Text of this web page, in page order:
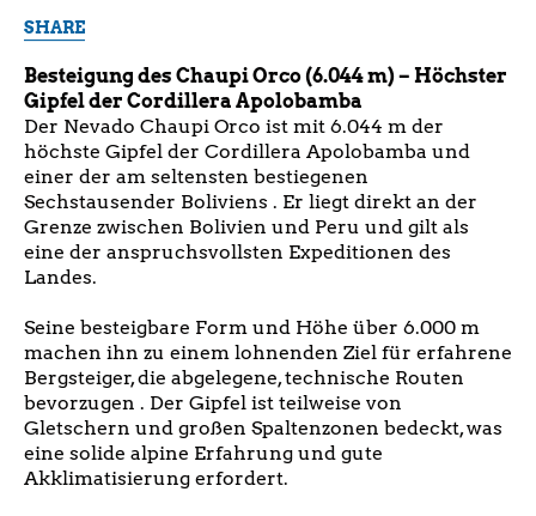
SHARE
Besteigung des Chaupi Orco (6.044 m) – Höchster
Gipfel der Cordillera Apolobamba
Der Nevado Chaupi Orco ist mit 6.044 m der
höchste Gipfel der Cordillera Apolobamba und
einer der am seltensten bestiegenen
Sechstausender Boliviens . Er liegt direkt an der
Grenze zwischen Bolivien und Peru und gilt als
eine der anspruchsvollsten Expeditionen des
Landes.
Seine besteigbare Form und Höhe über 6.000 m
machen ihn zu einem lohnenden Ziel für erfahrene
Bergsteiger, die abgelegene, technische Routen
bevorzugen . Der Gipfel ist teilweise von
Gletschern und großen Spaltenzonen bedeckt, was
eine solide alpine Erfahrung und gute
Akklimatisierung erfordert.